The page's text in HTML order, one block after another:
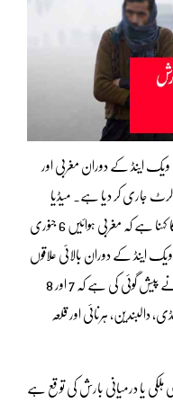
اینڈ کے دوران مغربی اور
جاری کر دیا ہے۔ میڈیا
رپورٹس کے مطابق محکمہ موسمیات کے ماہرین کا کہنا ہے کہ مغربی ہوائیں 6 جنوری
اینڈ کے دوران بالائی علاقوں
پر اثر انداز ہوں گی۔ محکمہ موسمیات کے ماہرین نے پیش گوئی کی ہے کہ 7 اور 8
دالبندین، ہرنائی اور قلعہ
ہلکی یا درمیانی بارش کی توقع ہے